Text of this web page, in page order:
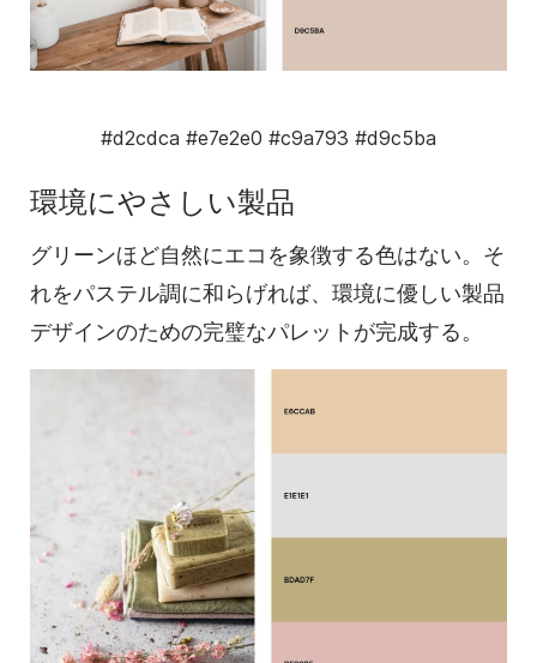
#d2cdca #e7e2e0 #c9a793 #d9c5ba
環境にやさしい製品
グリーンほど自然にエコを象徴する色はない。そ
れをパステル調に和らげれば、環境に優しい製品
デザインのための完璧なパレットが完成する。